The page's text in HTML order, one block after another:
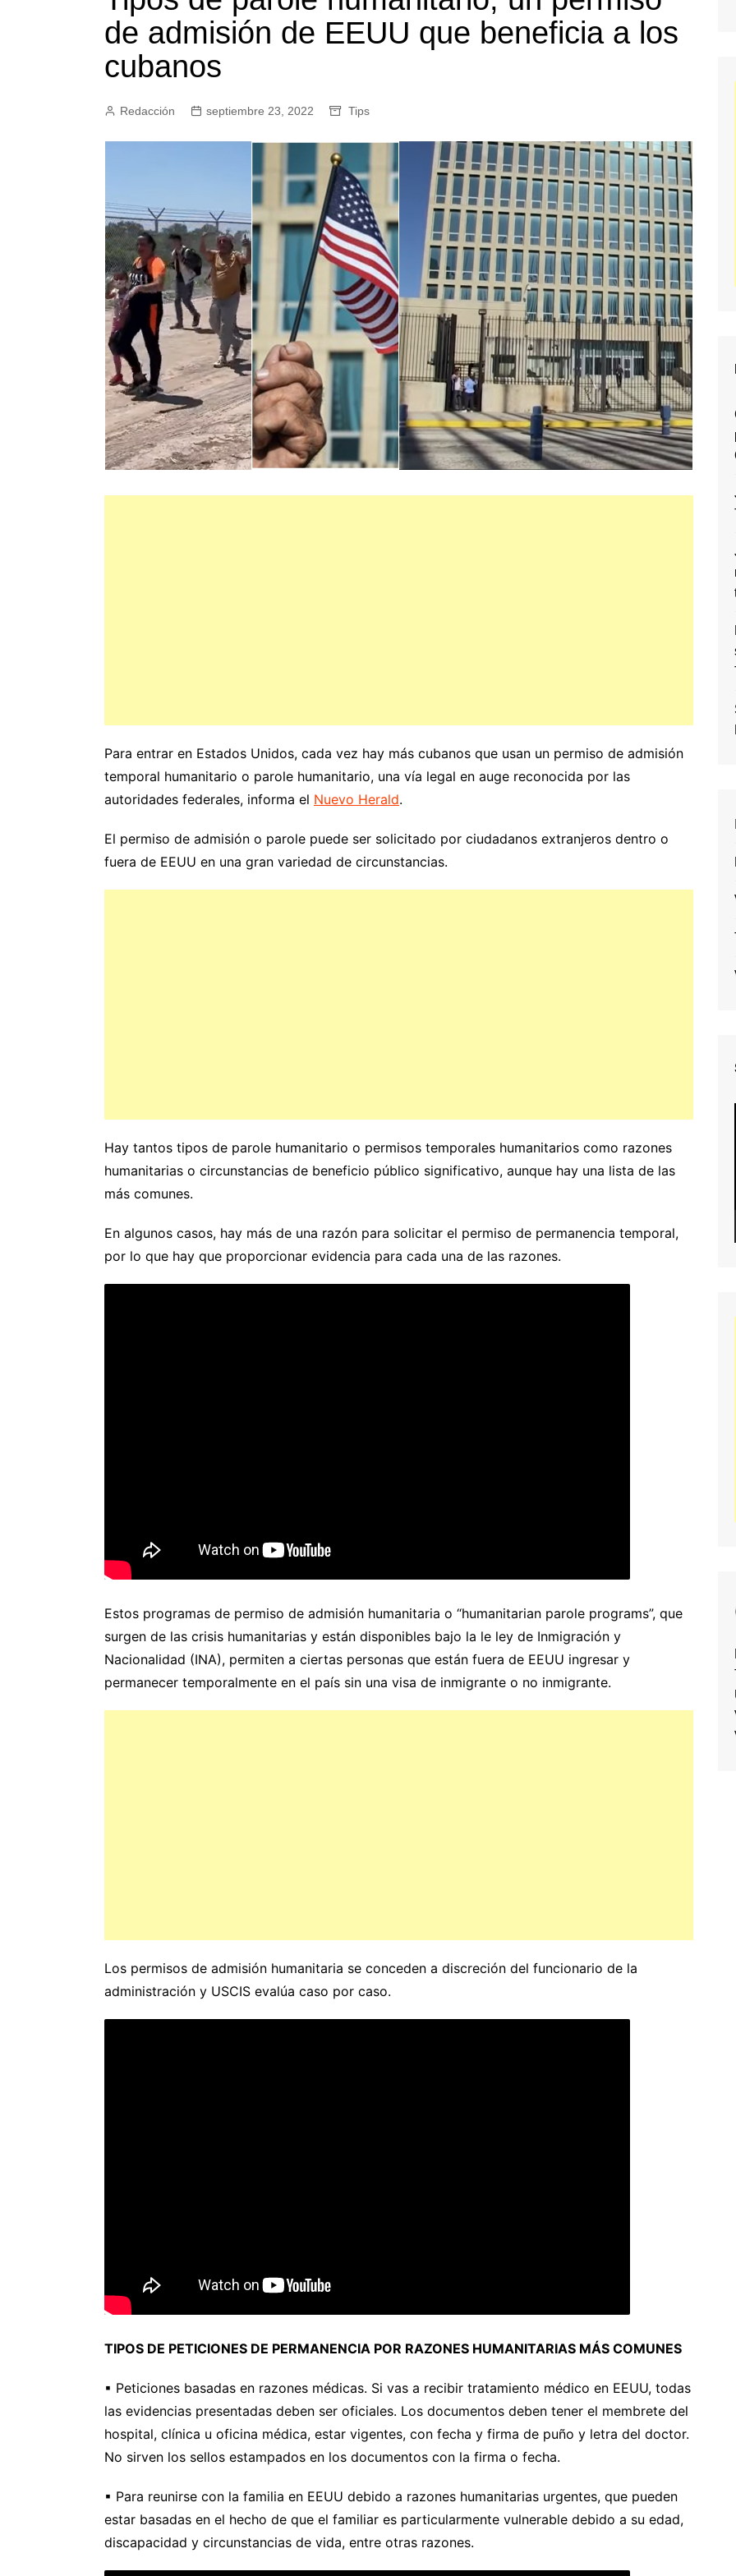
de admisión de EEUU que beneficia a los
cubanos
Redacción septiembre 23, 2022 Tips
Para entrar en Estados Unidos, cada vez hay más cubanos que usan un permiso de admisión
temporal humanitario o parole humanitario, una vía legal en auge reconocida por las
autoridades federales, informa el Nuevo Herald.
El permiso de admisión o parole puede ser solicitado por ciudadanos extranjeros dentro o
fuera de EEUU en una gran variedad de circunstancias.
Hay tantos tipos de parole humanitario o permisos temporales humanitarios como razones
humanitarias o circunstancias de beneficio público significativo, aunque hay una lista de las
más comunes.
En algunos casos, hay más de una razón para solicitar el permiso de permanencia temporal,
por lo que hay que proporcionar evidencia para cada una de las razones.
Estos programas de permiso de admisión humanitaria o “humanitarian parole programs”, que
surgen de las crisis humanitarias y están disponibles bajo la le ley de Inmigración y
Nacionalidad (INA), permiten a ciertas personas que están fuera de EEUU ingresar y
permanecer temporalmente en el país sin una visa de inmigrante o no inmigrante.
Los permisos de admisión humanitaria se conceden a discreción del funcionario de la
administración y USCIS evalúa caso por caso.
TIPOS DE PETICIONES DE PERMANENCIA POR RAZONES HUMANITARIAS MÁS COMUNES
▪ Peticiones basadas en razones médicas. Si vas a recibir tratamiento médico en EEUU, todas
las evidencias presentadas deben ser oficiales. Los documentos deben tener el membrete del
hospital, clínica u oficina médica, estar vigentes, con fecha y firma de puño y letra del doctor.
No sirven los sellos estampados en los documentos con la firma o fecha.
▪ Para reunirse con la familia en EEUU debido a razones humanitarias urgentes, que pueden
estar basadas en el hecho de que el familiar es particularmente vulnerable debido a su edad,
discapacidad y circunstancias de vida, entre otras razones.